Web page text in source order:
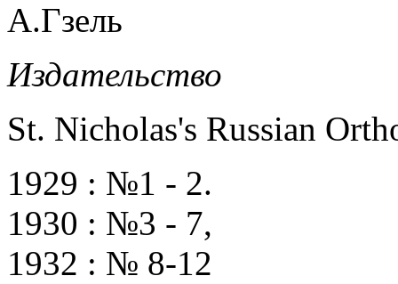
А.Гзель
Издательство
St. Nicholas's Russian
1929 : №1 - 2.
1930 : №3 - 7,
1932 : № 8-12